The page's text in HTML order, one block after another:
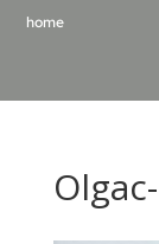
home